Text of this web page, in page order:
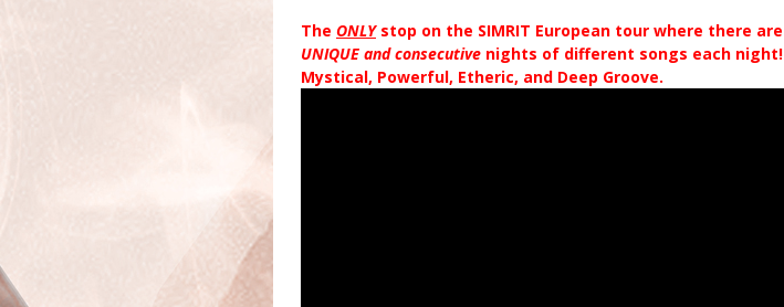
The ONLYstop on the SIMRIT European tour where there are
UNIQUE and consecutive nights of different songs each night!
Mystical, Powerful, Etheric, and Deep Groove.